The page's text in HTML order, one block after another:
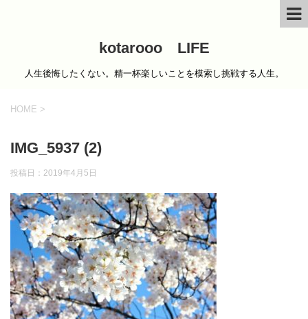
kotarooo LIFE
人生後悔したくない。精一杯楽しいことを模索し挑戦する人生。
HOME >
IMG_5937 (2)
投稿日： 2019年4月5日